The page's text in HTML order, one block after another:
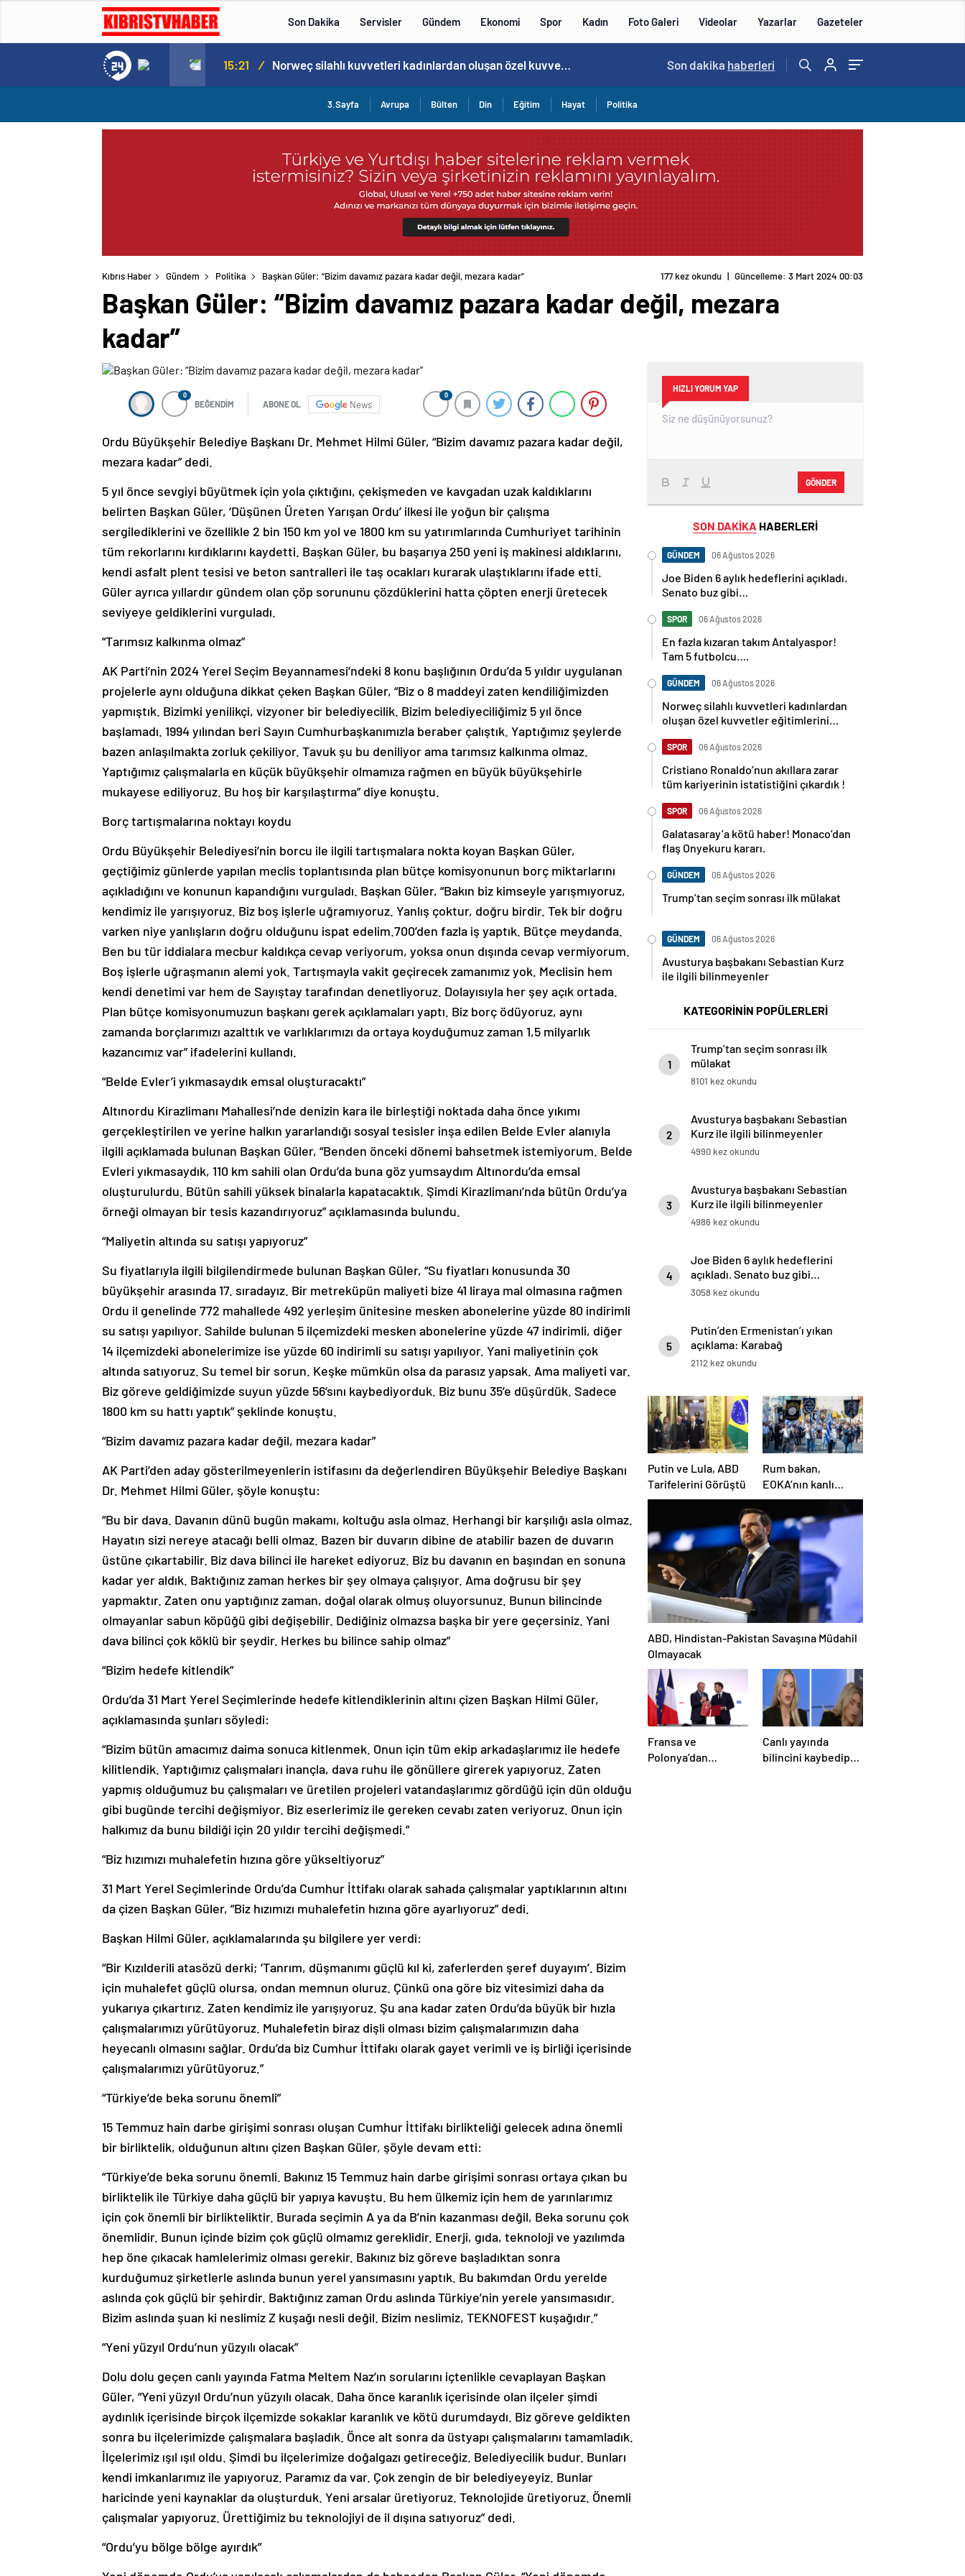
Son Dakika Servisler Gündem Ekonomi Spor Kadın Foto Galeri Videolar Yazarlar Gazeteler
Norweç silahlı kuvvetleri kadınlardan oluşan özel kuvvetler eğitimlerini başlattı. 15:20 / Cristiano Ronaldo’nun akıllara zarar tüm kariyerinin istatistiğini çıkardık ! 14:57 /
Son dakika haberleri
3.Sayfa Avrupa Bülten Din Eğitim Hayat Politika
Kıbrıs Haber Gündem Politika Başkan Güler: “Bizim davamız pazara kadar değil, mezara kadar” 177 kez okundu | Güncelleme: 3 Mart 2024 00:03
Başkan Güler: “Bizim davamız pazara kadar değil, mezara
kadar”
0
BEĞENDİM ABONE OL News
0
Ordu Büyükşehir Belediye Başkanı Dr. Mehmet Hilmi Güler, “Bizim davamız pazara kadar değil,
mezara kadar” dedi.
5 yıl önce sevgiyi büyütmek için yola çıktığını, çekişmeden ve kavgadan uzak kaldıklarını
belirten Başkan Güler, ‘Düşünen Üreten Yarışan Ordu’ ilkesi ile yoğun bir çalışma
sergilediklerini ve özellikle 2 bin 150 km yol ve 1800 km su yatırımlarında Cumhuriyet tarihinin
tüm rekorlarını kırdıklarını kaydetti. Başkan Güler, bu başarıya 250 yeni iş makinesi aldıklarını,
kendi asfalt plent tesisi ve beton santralleri ile taş ocakları kurarak ulaştıklarını ifade etti.
Güler ayrıca yıllardır gündem olan çöp sorununu çözdüklerini hatta çöpten enerji üretecek
seviyeye geldiklerini vurguladı.
“Tarımsız kalkınma olmaz”
AK Parti’nin 2024 Yerel Seçim Beyannamesi’ndeki 8 konu başlığının Ordu’da 5 yıldır uygulanan
projelerle aynı olduğuna dikkat çeken Başkan Güler, “Biz o 8 maddeyi zaten kendiliğimizden
yapmıştık. Bizimki yenilikçi, vizyoner bir belediyecilik. Bizim belediyeciliğimiz 5 yıl önce
başlamadı. 1994 yılından beri Sayın Cumhurbaşkanımızla beraber çalıştık. Yaptığımız şeylerde
bazen anlaşılmakta zorluk çekiliyor. Tavuk şu bu deniliyor ama tarımsız kalkınma olmaz.
Yaptığımız çalışmalarla en küçük büyükşehir olmamıza rağmen en büyük büyükşehirle
mukayese ediliyoruz. Bu hoş bir karşılaştırma” diye konuştu.
Borç tartışmalarına noktayı koydu
Ordu Büyükşehir Belediyesi’nin borcu ile ilgili tartışmalara nokta koyan Başkan Güler,
geçtiğimiz günlerde yapılan meclis toplantısında plan bütçe komisyonunun borç miktarlarını
açıkladığını ve konunun kapandığını vurguladı. Başkan Güler, “Bakın biz kimseyle yarışmıyoruz,
kendimiz ile yarışıyoruz. Biz boş işlerle uğramıyoruz. Yanlış çoktur, doğru birdir. Tek bir doğru
varken niye yanlışların doğru olduğunu ispat edelim.700’den fazla iş yaptık. Bütçe meydanda.
Ben bu tür iddialara mecbur kaldıkça cevap veriyorum, yoksa onun dışında cevap vermiyorum.
Boş işlerle uğraşmanın alemi yok. Tartışmayla vakit geçirecek zamanımız yok. Meclisin hem
kendi denetimi var hem de Sayıştay tarafından denetliyoruz. Dolayısıyla her şey açık ortada.
Plan bütçe komisyonumuzun başkanı gerek açıklamaları yaptı. Biz borç ödüyoruz, aynı
zamanda borçlarımızı azalttık ve varlıklarımızı da ortaya koyduğumuz zaman 1,5 milyarlık
kazancımız var” ifadelerini kullandı.
“Belde Evler’i yıkmasaydık emsal oluşturacaktı”
Altınordu Kirazlimanı Mahallesi’nde denizin kara ile birleştiği noktada daha önce yıkımı
gerçekleştirilen ve yerine halkın yararlandığı sosyal tesisler inşa edilen Belde Evler alanıyla
ilgili açıklamada bulunan Başkan Güler, “Benden önceki dönemi bahsetmek istemiyorum. Belde
Evleri yıkmasaydık, 110 km sahili olan Ordu’da buna göz yumsaydım Altınordu’da emsal
oluşturulurdu. Bütün sahili yüksek binalarla kapatacaktık. Şimdi Kirazlimanı’nda bütün Ordu’ya
örneği olmayan bir tesis kazandırıyoruz” açıklamasında bulundu.
“Maliyetin altında su satışı yapıyoruz”
Su fiyatlarıyla ilgili bilgilendirmede bulunan Başkan Güler, “Su fiyatları konusunda 30
büyükşehir arasında 17. sıradayız. Bir metreküpün maliyeti bize 41 liraya mal olmasına rağmen
Ordu il genelinde 772 mahallede 492 yerleşim ünitesine mesken abonelerine yüzde 80 indirimli
su satışı yapılıyor. Sahilde bulunan 5 ilçemizdeki mesken abonelerine yüzde 47 indirimli, diğer
14 ilçemizdeki abonelerimize ise yüzde 60 indirimli su satışı yapılıyor. Yani maliyetinin çok
altında satıyoruz. Su temel bir sorun. Keşke mümkün olsa da parasız yapsak. Ama maliyeti var.
Biz göreve geldiğimizde suyun yüzde 56’sını kaybediyorduk. Biz bunu 35’e düşürdük. Sadece
1800 km su hattı yaptık” şeklinde konuştu.
“Bizim davamız pazara kadar değil, mezara kadar”
AK Parti’den aday gösterilmeyenlerin istifasını da değerlendiren Büyükşehir Belediye Başkanı
Dr. Mehmet Hilmi Güler, şöyle konuştu:
“Bu bir dava. Davanın dünü bugün makamı, koltuğu asla olmaz. Herhangi bir karşılığı asla olmaz.
Hayatın sizi nereye atacağı belli olmaz. Bazen bir duvarın dibine de atabilir bazen de duvarın
üstüne çıkartabilir. Biz dava bilinci ile hareket ediyoruz. Biz bu davanın en başından en sonuna
kadar yer aldık. Baktığınız zaman herkes bir şey olmaya çalışıyor. Ama doğrusu bir şey
yapmaktır. Zaten onu yaptığınız zaman, doğal olarak olmuş oluyorsunuz. Bunun bilincinde
olmayanlar sabun köpüğü gibi değişebilir. Dediğiniz olmazsa başka bir yere geçersiniz. Yani
dava bilinci çok köklü bir şeydir. Herkes bu bilince sahip olmaz”
“Bizim hedefe kitlendik”
Ordu’da 31 Mart Yerel Seçimlerinde hedefe kitlendiklerinin altını çizen Başkan Hilmi Güler,
açıklamasında şunları söyledi:
“Bizim bütün amacımız daima sonuca kitlenmek. Onun için tüm ekip arkadaşlarımız ile hedefe
kilitlendik. Yaptığımız çalışmaları inançla, dava ruhu ile gönüllere girerek yapıyoruz. Zaten
yapmış olduğumuz bu çalışmaları ve üretilen projeleri vatandaşlarımız gördüğü için dün olduğu
gibi bugünde tercihi değişmiyor. Biz eserlerimiz ile gereken cevabı zaten veriyoruz. Onun için
halkımız da bunu bildiği için 20 yıldır tercihi değişmedi.”
“Biz hızımızı muhalefetin hızına göre yükseltiyoruz”
31 Mart Yerel Seçimlerinde Ordu’da Cumhur İttifakı olarak sahada çalışmalar yaptıklarının altını
da çizen Başkan Güler, “Biz hızımızı muhalefetin hızına göre ayarlıyoruz” dedi.
Başkan Hilmi Güler, açıklamalarında şu bilgilere yer verdi:
“Bir Kızılderili atasözü derki; ‘Tanrım, düşmanımı güçlü kıl ki, zaferlerden şeref duyayım’. Bizim
için muhalefet güçlü olursa, ondan memnun oluruz. Çünkü ona göre biz vitesimizi daha da
yukarıya çıkartırız. Zaten kendimiz ile yarışıyoruz. Şu ana kadar zaten Ordu’da büyük bir hızla
çalışmalarımızı yürütüyoruz. Muhalefetin biraz dişli olması bizim çalışmalarımızın daha
heyecanlı olmasını sağlar. Ordu’da biz Cumhur İttifakı olarak gayet verimli ve iş birliği içerisinde
çalışmalarımızı yürütüyoruz.”
“Türkiye’de beka sorunu önemli”
15 Temmuz hain darbe girişimi sonrası oluşan Cumhur İttifakı birlikteliği gelecek adına önemli
bir birliktelik, olduğunun altını çizen Başkan Güler, şöyle devam etti:
“Türkiye’de beka sorunu önemli. Bakınız 15 Temmuz hain darbe girişimi sonrası ortaya çıkan bu
birliktelik ile Türkiye daha güçlü bir yapıya kavuştu. Bu hem ülkemiz için hem de yarınlarımız
için çok önemli bir birlikteliktir. Burada seçimin A ya da B’nin kazanması değil, Beka sorunu çok
önemlidir. Bunun içinde bizim çok güçlü olmamız gereklidir. Enerji, gıda, teknoloji ve yazılımda
hep öne çıkacak hamlelerimiz olması gerekir. Bakınız biz göreve başladıktan sonra
kurduğumuz şirketlerle aslında bunun yerel yansımasını yaptık. Bu bakımdan Ordu yerelde
aslında çok güçlü bir şehirdir. Baktığınız zaman Ordu aslında Türkiye’nin yerele yansımasıdır.
Bizim aslında şuan ki neslimiz Z kuşağı nesli değil. Bizim neslimiz, TEKNOFEST kuşağıdır.”
“Yeni yüzyıl Ordu’nun yüzyılı olacak”
Dolu dolu geçen canlı yayında Fatma Meltem Naz’ın sorularını içtenlikle cevaplayan Başkan
Güler, “Yeni yüzyıl Ordu’nun yüzyılı olacak. Daha önce karanlık içerisinde olan ilçeler şimdi
aydınlık içerisinde birçok ilçemizde sokaklar karanlık ve kötü durumdaydı. Biz göreve geldikten
sonra bu ilçelerimizde çalışmalara başladık. Önce alt sonra da üstyapı çalışmalarını tamamladık.
İlçelerimiz ışıl ışıl oldu. Şimdi bu ilçelerimize doğalgazı getireceğiz. Belediyecilik budur. Bunları
kendi imkanlarımız ile yapıyoruz. Paramız da var. Çok zengin de bir belediyeyeyiz. Bunlar
haricinde yeni kaynaklar da oluşturduk. Yeni arsalar üretiyoruz. Teknolojide üretiyoruz. Önemli
çalışmalar yapıyoruz. Ürettiğimiz bu teknolojiyi de il dışına satıyoruz” dedi.
“Ordu’yu bölge bölge ayırdık”
HIZLI YORUM YAP
GÖNDER
SON DAKİKA HABERLERİ
GÜNDEM 06 Ağustos 2026
Joe Biden 6 aylık hedeflerini açıkladı.
Senato buz gibi…
SPOR 06 Ağustos 2026
En fazla kızaran takım Antalyaspor!
Tam 5 futbolcu….
GÜNDEM 06 Ağustos 2026
Norweç silahlı kuvvetleri kadınlardan
oluşan özel kuvvetler eğitimlerini
SPOR 06 Ağustos 2026
Cristiano Ronaldo’nun akıllara zarar
tüm kariyerinin istatistiğini çıkardık !
SPOR 06 Ağustos 2026
Galatasaray’a kötü haber! Monaco’dan
flaş Onyekuru kararı.
GÜNDEM 06 Ağustos 2026
Trump’tan seçim sonrası ilk mülakat
GÜNDEM 06 Ağustos 2026
Avusturya başbakanı Sebastian Kurz
ile ilgili bilinmeyenler
KATEGORİNİN POPÜLERLERİ
1
Trump’tan seçim sonrası ilk
mülakat
8101 kez okundu
2
Avusturya başbakanı Sebastian
Kurz ile ilgili bilinmeyenler
4990 kez okundu
3
Avusturya başbakanı Sebastian
Kurz ile ilgili bilinmeyenler
4986 kez okundu
4
Joe Biden 6 aylık hedeflerini
açıkladı. Senato buz gibi…
3058 kez okundu
5
Putin’den Ermenistan’ı yıkan
açıklama: Karabağ
Azerbaycan’ın ayrılmaz bir
2112 kez okundu
Putin ve Lula, ABD
Tarifelerini Görüştü
Rum bakan,
EOKA’nın kanlı
mirasına sahip çıkıp
Girne’yi hedef
gösterdi
ABD, Hindistan-Pakistan Savaşına Müdahil
Olmayacak
Fransa ve
Polonya’dan
Canlı yayında
bilincini kaybedip